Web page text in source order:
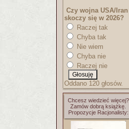
Czy wojna USA/Iran
skoczy się w 2026?
Raczej tak
Chyba tak
Nie wiem
Chyba nie
Raczej nie
Oddano 120 głosów.
Chcesz wiedzieć więcej?
Zamów dobrą książkę.
Propozycje Racjonalisty: